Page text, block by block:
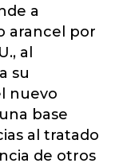
a
arancel por
al
su
nuevo
base
al tratado
de otros